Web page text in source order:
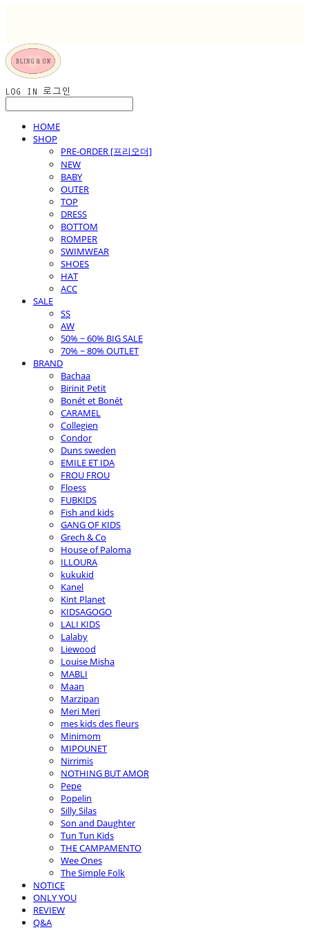
LOG IN 로그인
HOME
SHOP
PRE-ORDER [프리오더]
NEW
BABY
OUTER
TOP
DRESS
BOTTOM
ROMPER
SWIMWEAR
SHOES
HAT
ACC
SALE
SS
AW
50% ~ 60% BIG SALE
70% ~ 80% OUTLET
BRAND
Bachaa
Birinit Petit
Bonét et Bonét
CARAMEL
Collegien
Condor
Duns sweden
EMILE ET IDA
FROU FROU
Floess
FUBKIDS
Fish and kids
GANG OF KIDS
Grech & Co
House of Paloma
ILLOURA
kukukid
Kanel
Kint Planet
KIDSAGOGO
LALI KIDS
Lalaby
Liewood
Louise Misha
MABLI
Maan
Marzipan
Meri Meri
mes kids des fleurs
Minimom
MIPOUNET
Nirrimis
NOTHING BUT AMOR
Pepe
Popelin
Silly Silas
Son and Daughter
Tun Tun Kids
THE CAMPAMENTO
Wee Ones
The Simple Folk
NOTICE
ONLY YOU
REVIEW
Q&A